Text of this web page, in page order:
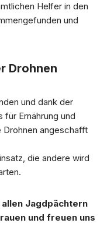
Helfer in den
und
Drohnen
und dank der
Ernährung und
angeschafft
die andere wird
Jagdpächtern
und freuen uns